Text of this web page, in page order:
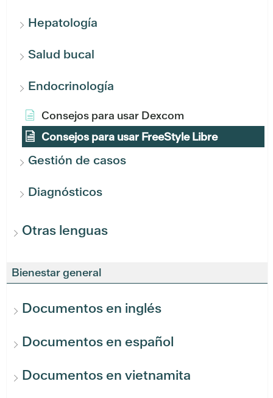
Hepatología
Salud bucal
Endocrinología
Consejos para usar Dexcom
Consejos para usar FreeStyle Libre
Gestión de casos
Diagnósticos
Otras lenguas
Bienestar general
Documentos en inglés
Documentos en español
Documentos en vietnamita